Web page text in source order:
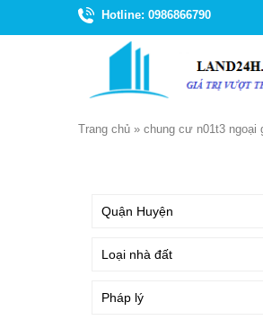
Hotline: 0986866790
Trang chủ » chung cư n01t3 ngoại